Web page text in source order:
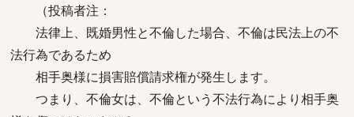
（投稿者注：
法律上、既婚男性と不倫した場合、不倫は民法上の不
法行為であるため
相手奥様に損害賠償請求権が発生します。
つまり、不倫女は、不倫という不法行為により相手奥